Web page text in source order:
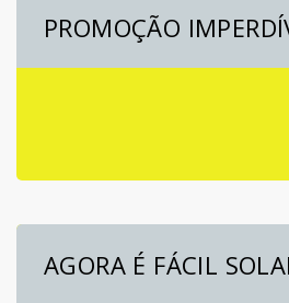
PROMOÇÃO
AGORA É FÁCIL